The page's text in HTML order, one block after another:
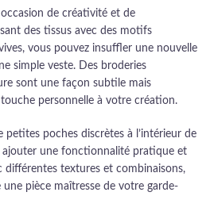
de créativité et de
des tissus avec des motifs
vous pouvez insuffler une nouvelle
simple veste. Des broderies
sont une façon subtile mais
personnelle à votre création.
petites poches discrètes à l’intérieur de
ajouter une fonctionnalité pratique et
différentes textures et combinaisons,
pièce maîtresse de votre garde-